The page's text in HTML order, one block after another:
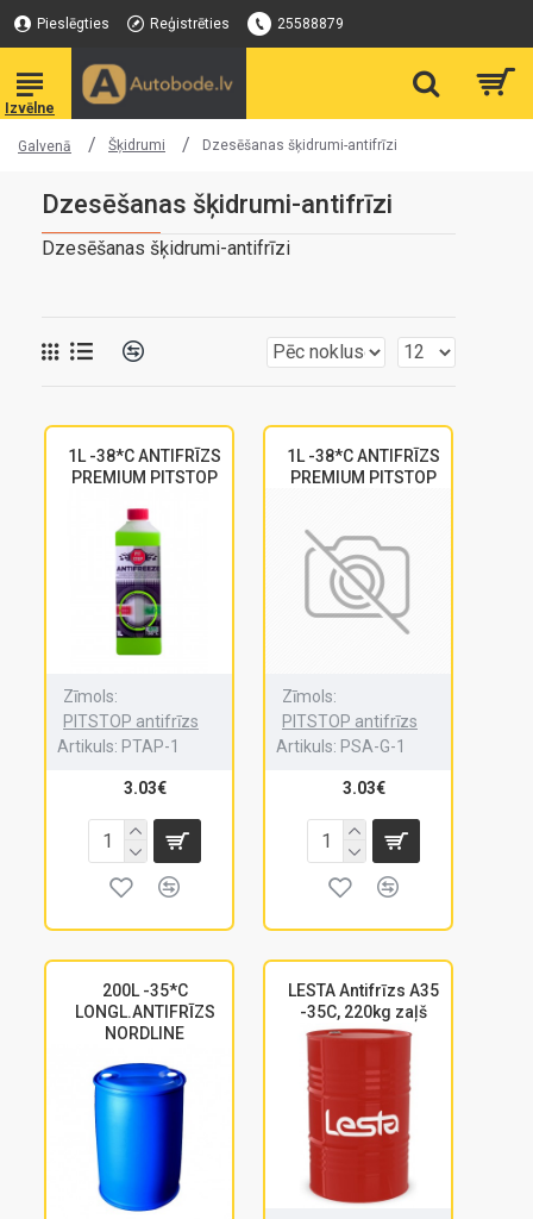
Pieslēgties Reģistrēties 25588879
Galvenā Šķidrumi Dzesēšanas šķidrumi-antifrīzi
Dzesēšanas šķidrumi-antifrīzi
Dzesēšanas šķidrumi-antifrīzi
1L -38*C ANTIFRĪZS
PREMIUM PITSTOP
Zīmols:
PITSTOP antifrīzs
Artikuls: PTAP-1
3.03€
1L -38*C ANTIFRĪZS
PREMIUM PITSTOP
Zīmols:
PITSTOP antifrīzs
Artikuls: PSA-G-1
3.03€
200L -35*C
LONGL.ANTIFRĪZS
NORDLINE
LESTA Antifrīzs A35
-35C, 220kg zaļš